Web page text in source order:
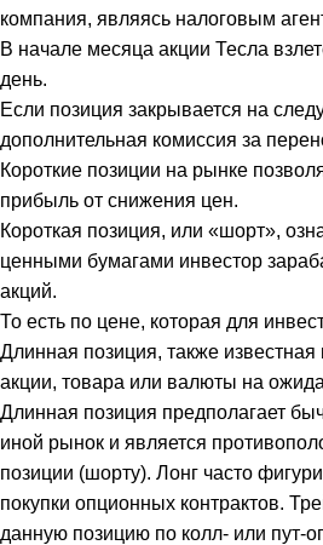
компания, являясь налоговым
В начале месяца акции Тесла
день.
Если позиция закрывается на
дополнительная комиссия за
Короткие позиции на рынке
прибыль от снижения цен.
Короткая позиция, или «шорт»,
ценными бумагами инвестор
акций.
То есть по цене, которая для
Длинная позиция, также известная
акции, товара или валюты на
Длинная позиция предполагает
иной рынок и является
позиции (шорту). Лонг часто
покупки опционных контрактов.
данную позицию по колл- или пут-